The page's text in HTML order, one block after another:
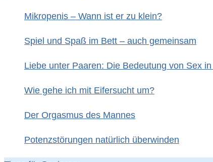
Mikropenis – Wann ist er zu klein?
Spiel und Spaß im Bett – auch gemeinsam
Liebe unter Paaren: Die Bedeutung von Sex
Wie gehe ich mit Eifersucht um?
Der Orgasmus des Mannes
Potenzstörungen natürlich überwinden